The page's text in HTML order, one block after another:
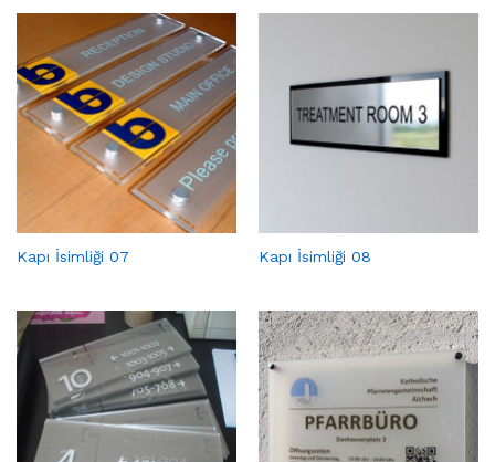
Kapı İsimliği 07 Kapı İsimliği 08